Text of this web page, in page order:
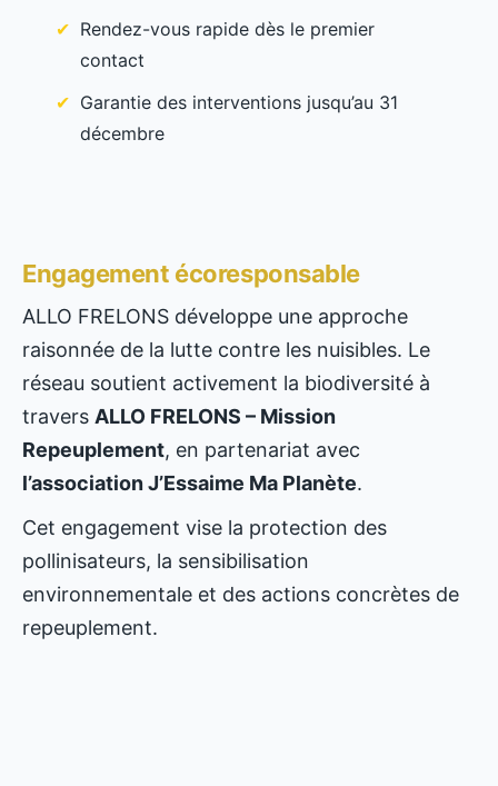
Rendez-vous rapide dès le premier
contact
Garantie des interventions jusqu’au 31
décembre
Engagement écoresponsable
ALLO FRELONS développe une approche
raisonnée de la lutte contre les nuisibles. Le
réseau soutient activement la biodiversité à
travers ALLO FRELONS – Mission
Repeuplement, en partenariat avec
l’association J’Essaime Ma Planète.
Cet engagement vise la protection des
pollinisateurs, la sensibilisation
environnementale et des actions concrètes de
repeuplement.